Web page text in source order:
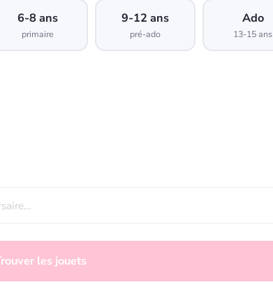
6-8 ans
primaire
9-12 ans
pré-ado
Ado
13-15 ans
les jouets